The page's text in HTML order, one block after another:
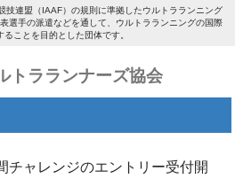
技連盟（IAAF）の規則に準拠したウルトラランニング
選手の派遣などを通して、ウルトラランニングの国際
ることを目的とした団体です。
トラランナーズ協会
チャレンジのエントリー受付開